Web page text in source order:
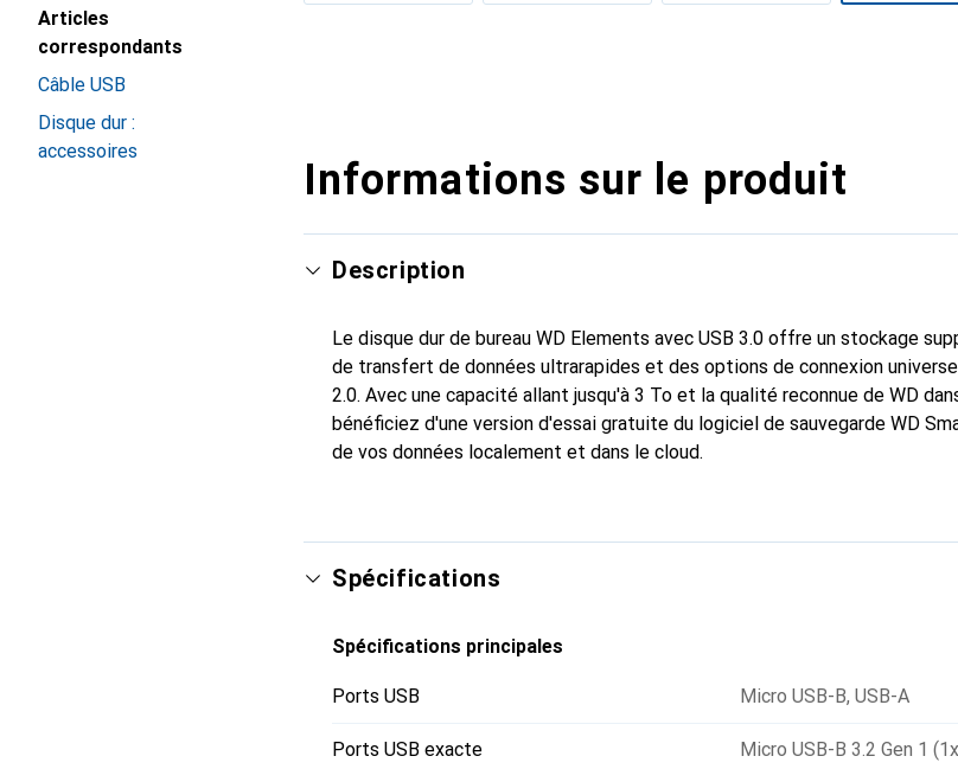
Articles
correspondants
Câble USB
Disque dur :
accessoires
Informations sur le produit
Description
Le disque dur de bureau WD Elements avec USB 3.0 offre un stockage
de transfert de données ultrarapides et des options de connexion
2.0. Avec une capacité allant jusqu'à 3 To et la qualité reconnue de WD
bénéficiez d'une version d'essai gratuite du logiciel de sauvegarde WD
de vos données localement et dans le cloud.
Spécifications
Spécifications principales
Ports USB Micro USB-B, USB-A
Ports USB exacte Micro USB-B 3.2 Gen 1